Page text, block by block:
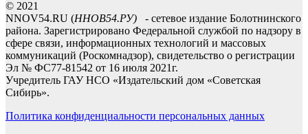
© 2021
NNOV54.RU (ННОВ54.РУ) - сетевое издание Болотнинского
района. Зарегистрировано Федеральной службой по надзору в
сфере связи, информационных технологий и массовых
коммуникаций (Роскомнадзор), свидетельство о регистрации
Эл № ФС77-81542 от 16 июля 2021г.
Учредитель ГАУ НСО «Издательский дом «Советская
Сибирь».
Политика конфиденциальности персональных данных